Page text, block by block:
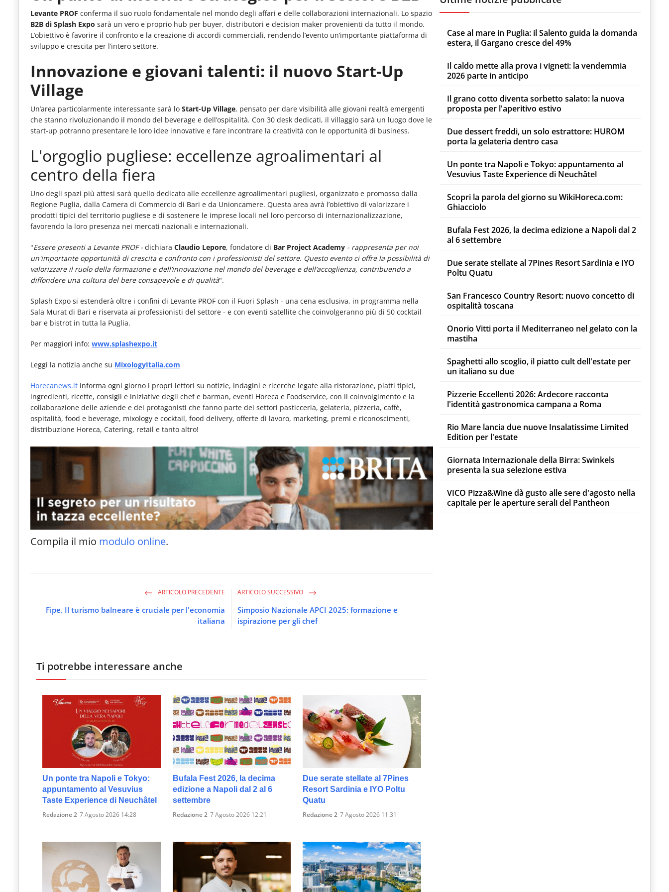
Levante PROF conferma il suo ruolo fondamentale nel mondo degli affari e delle collaborazioni internazionali. Lo spazio
B2B di Splash Expo sarà un vero e proprio hub per buyer, distributori e decision maker provenienti da tutto il mondo.
L’obiettivo è favorire il confronto e la creazione di accordi commerciali, rendendo l’evento un’importante piattaforma di
sviluppo e crescita per l’intero settore.
Innovazione e giovani talenti: il nuovo Start-Up
Village
Un’area particolarmente interessante sarà lo Start-Up Village, pensato per dare visibilità alle giovani realtà emergenti
che stanno rivoluzionando il mondo del beverage e dell’ospitalità. Con 30 desk dedicati, il villaggio sarà un luogo dove le
start-up potranno presentare le loro idee innovative e fare incontrare la creatività con le opportunità di business.
L'orgoglio pugliese: eccellenze agroalimentari al
centro della fiera
Uno degli spazi più attesi sarà quello dedicato alle eccellenze agroalimentari pugliesi, organizzato e promosso dalla
Regione Puglia, dalla Camera di Commercio di Bari e da Unioncamere. Questa area avrà l’obiettivo di valorizzare i
prodotti tipici del territorio pugliese e di sostenere le imprese locali nel loro percorso di internazionalizzazione,
favorendo la loro presenza nei mercati nazionali e internazionali.
"Essere presenti a Levante PROF - dichiara Claudio Lepore, fondatore di Bar Project Academy - rappresenta per noi
un'importante opportunità di crescita e confronto con i professionisti del settore. Questo evento ci offre la possibilità di
valorizzare il ruolo della formazione e dell’innovazione nel mondo del beverage e dell’accoglienza, contribuendo a
diffondere una cultura del bere consapevole e di qualità".
Splash Expo si estenderà oltre i confini di Levante PROF con il Fuori Splash - una cena esclusiva, in programma nella
Sala Murat di Bari e riservata ai professionisti del settore - e con eventi satellite che coinvolgeranno più di 50 cocktail
bar e bistrot in tutta la Puglia.
Per maggiori info: www.splashexpo.it
Leggi la notizia anche su MixologyItalia.com
Horecanews.it informa ogni giorno i propri lettori su notizie, indagini e ricerche legate alla ristorazione, piatti tipici,
ingredienti, ricette, consigli e iniziative degli chef e barman, eventi Horeca e Foodservice, con il coinvolgimento e la
collaborazione delle aziende e dei protagonisti che fanno parte dei settori pasticceria, gelateria, pizzeria, caffè,
ospitalità, food e beverage, mixology e cocktail, food delivery, offerte di lavoro, marketing, premi e riconoscimenti,
distribuzione Horeca, Catering, retail e tanto altro!
Compila il mio modulo online.
ARTICOLO PRECEDENTE
Fipe. Il turismo balneare è cruciale per l'economia
italiana
ARTICOLO SUCCESSIVO
Simposio Nazionale APCI 2025: formazione e
ispirazione per gli chef
Ti potrebbe interessare anche
Un ponte tra Napoli e Tokyo:
appuntamento al Vesuvius
Taste Experience di Neuchâtel
Redazione 2 7 Agosto 2026 14:28
Bufala Fest 2026, la decima
edizione a Napoli dal 2 al 6
settembre
Redazione 2 7 Agosto 2026 12:21
Due serate stellate al 7Pines
Resort Sardinia e IYO Poltu
Quatu
Redazione 2 7 Agosto 2026 11:31
Case al mare in Puglia: il Salento guida la domanda
estera, il Gargano cresce del 49%
Il caldo mette alla prova i vigneti: la vendemmia
2026 parte in anticipo
Il grano cotto diventa sorbetto salato: la nuova
proposta per l'aperitivo estivo
Due dessert freddi, un solo estrattore: HUROM
porta la gelateria dentro casa
Un ponte tra Napoli e Tokyo: appuntamento al
Vesuvius Taste Experience di Neuchâtel
Scopri la parola del giorno su WikiHoreca.com:
Ghiacciolo
Bufala Fest 2026, la decima edizione a Napoli dal 2
al 6 settembre
Due serate stellate al 7Pines Resort Sardinia e IYO
Poltu Quatu
San Francesco Country Resort: nuovo concetto di
ospitalità toscana
Onorio Vitti porta il Mediterraneo nel gelato con la
mastiha
Spaghetti allo scoglio, il piatto cult dell'estate per
un italiano su due
Pizzerie Eccellenti 2026: Ardecore racconta
l'identità gastronomica campana a Roma
Rio Mare lancia due nuove Insalatissime Limited
Edition per l'estate
Giornata Internazionale della Birra: Swinkels
presenta la sua selezione estiva
VICO Pizza&Wine dà gusto alle sere d'agosto nella
capitale per le aperture serali del Pantheon